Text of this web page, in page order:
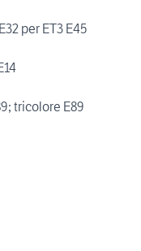
per ET3 E45
tricolore E89